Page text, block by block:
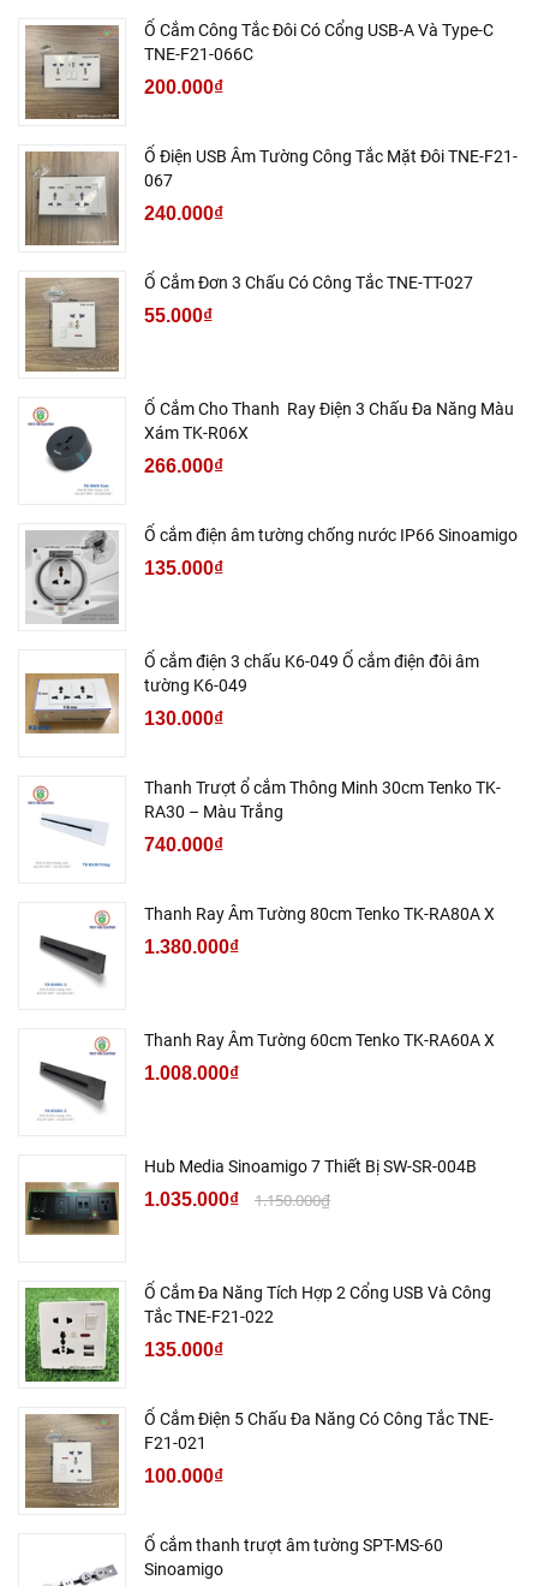
Ổ Cắm Công Tắc Đôi Có Cổng USB-A Và Type-C
TNE-F21-066C
200.000₫
Ổ Điện USB Âm Tường Công Tắc Mặt Đôi TNE-F21-
067
240.000₫
Ổ Cắm Đơn 3 Chấu Có Công Tắc TNE-TT-027
55.000₫
Ổ Cắm Cho Thanh Ray Điện 3 Chấu Đa Năng Màu
Xám TK-R06X
266.000₫
Ổ cắm điện âm tường chống nước IP66 Sinoamigo
135.000₫
Ổ cắm điện 3 chấu K6-049 Ổ cắm điện đôi âm
tường K6-049
130.000₫
Thanh Trượt ổ cắm Thông Minh 30cm Tenko TK-
RA30 – Màu Trắng
740.000₫
Thanh Ray Âm Tường 80cm Tenko TK-RA80A X
1.380.000₫
Thanh Ray Âm Tường 60cm Tenko TK-RA60A X
1.008.000₫
Hub Media Sinoamigo 7 Thiết Bị SW-SR-004B
1.035.000₫ 1.150.000₫
Ổ Cắm Đa Năng Tích Hợp 2 Cổng USB Và Công
Tắc TNE-F21-022
135.000₫
Ổ Cắm Điện 5 Chấu Đa Năng Có Công Tắc TNE-
F21-021
100.000₫
Ổ cắm thanh trượt âm tường SPT-MS-60
Sinoamigo